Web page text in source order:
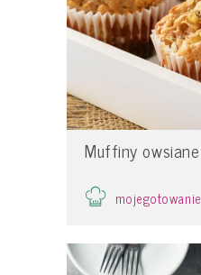
Muffiny owsiane
mojegotowanie